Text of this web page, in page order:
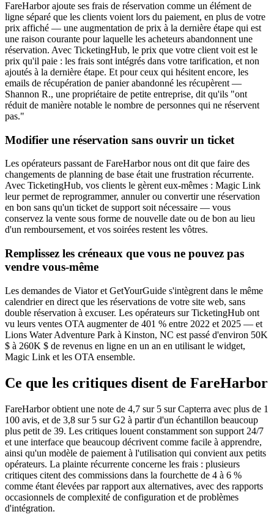
FareHarbor ajoute ses frais de réservation comme un élément de
ligne séparé que les clients voient lors du paiement, en plus de votre
prix affiché — une augmentation de prix à la dernière étape qui est
une raison courante pour laquelle les acheteurs abandonnent une
réservation. Avec TicketingHub, le prix que votre client voit est le
prix qu'il paie : les frais sont intégrés dans votre tarification, et non
ajoutés à la dernière étape. Et pour ceux qui hésitent encore, les
emails de récupération de panier abandonné les récupèrent —
Shannon R., une propriétaire de petite entreprise, dit qu'ils "ont
réduit de manière notable le nombre de personnes qui ne réservent
pas."
Modifier une réservation sans ouvrir un ticket
Les opérateurs passant de FareHarbor nous ont dit que faire des
changements de planning de base était une frustration récurrente.
Avec TicketingHub, vos clients le gèrent eux-mêmes : Magic Link
leur permet de reprogrammer, annuler ou convertir une réservation
en bon sans qu'un ticket de support soit nécessaire — vous
conservez la vente sous forme de nouvelle date ou de bon au lieu
d'un remboursement, et vos soirées restent les vôtres.
Remplissez les créneaux que vous ne pouvez pas
vendre vous-même
Les demandes de Viator et GetYourGuide s'intègrent dans le même
calendrier en direct que les réservations de votre site web, sans
double réservation à excuser. Les opérateurs sur TicketingHub ont
vu leurs ventes OTA augmenter de 401 % entre 2022 et 2025 — et
Lions Water Adventure Park à Kinston, NC est passé d'environ 50K
$ à 260K $ de revenus en ligne en un an en utilisant le widget,
Magic Link et les OTA ensemble.
Ce que les critiques disent de FareHarbor
FareHarbor obtient une note de 4,7 sur 5 sur Capterra avec plus de 1
100 avis, et de 3,8 sur 5 sur G2 à partir d'un échantillon beaucoup
plus petit de 39. Les critiques louent constamment son support 24/7
et une interface que beaucoup décrivent comme facile à apprendre,
ainsi qu'un modèle de paiement à l'utilisation qui convient aux petits
opérateurs. La plainte récurrente concerne les frais : plusieurs
critiques citent des commissions dans la fourchette de 4 à 6 %
comme étant élevées par rapport aux alternatives, avec des rapports
occasionnels de complexité de configuration et de problèmes
d'intégration.